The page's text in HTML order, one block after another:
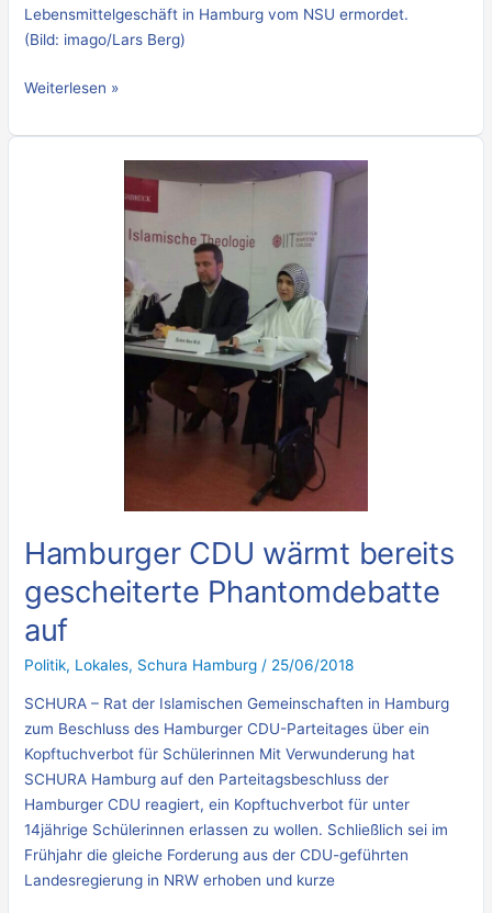
Lebensmittelgeschäft in Hamburg vom NSU ermordet.
(Bild: imago/Lars Berg)
Weiterlesen »
Hamburger CDU wärmt bereits
gescheiterte Phantomdebatte
auf
Politik, Lokales, Schura Hamburg / 25/06/2018
SCHURA – Rat der Islamischen Gemeinschaften in Hamburg
zum Beschluss des Hamburger CDU-Parteitages über ein
Kopftuchverbot für Schülerinnen Mit Verwunderung hat
SCHURA Hamburg auf den Parteitagsbeschluss der
Hamburger CDU reagiert, ein Kopftuchverbot für unter
14jährige Schülerinnen erlassen zu wollen. Schließlich sei im
Frühjahr die gleiche Forderung aus der CDU-geführten
Landesregierung in NRW erhoben und kurze
Phantomdebatte